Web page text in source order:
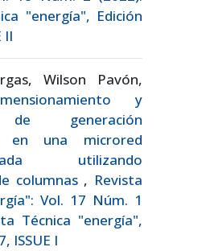
"energía", Edición
II
Wilson Pavón,
y
de generación
en una microred
utilizando
columnas , Revista
Vol. 17 Núm. 1
Técnica "energía",
ISSUE I